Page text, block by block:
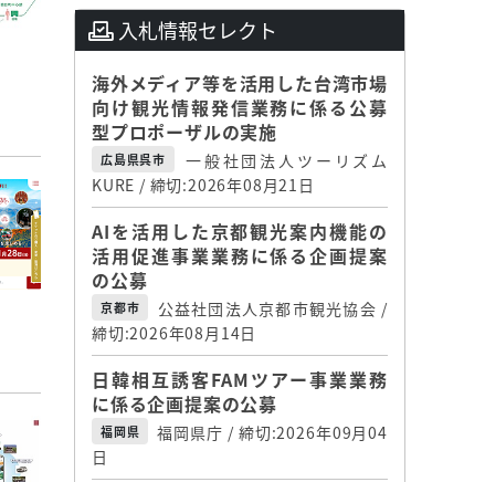
入札情報セレクト
海外メディア等を活用した台湾市場
向け観光情報発信業務に係る公募
型プロポーザルの実施
広島県呉市
一般社団法人ツーリズム
KURE / 締切:2026年08月21日
AIを活用した京都観光案内機能の
活用促進事業業務に係る企画提案
の公募
京都市
公益社団法人京都市観光協会 /
締切:2026年08月14日
日韓相互誘客FAMツアー事業業務
に係る企画提案の公募
福岡県
福岡県庁 / 締切:2026年09月04
日